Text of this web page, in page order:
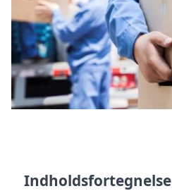
Indholdsfortegnelse